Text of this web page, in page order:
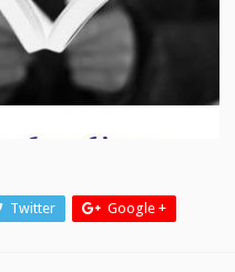
9
octobre
Twitter Google +